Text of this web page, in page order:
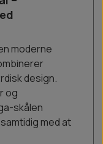
moderne
design.
og
skålen
med at